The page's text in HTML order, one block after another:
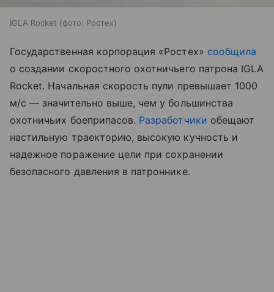
IGLA Rocket (фото: Ростех)
Государственная корпорация «Ростех» сообщила
о создании скоростного охотничьего патрона IGLA
Rocket. Начальная скорость пули превышает 1000
м/с — значительно выше, чем у большинства
охотничьих боеприпасов. Разработчики обещают
настильную траекторию, высокую кучность и
надежное поражение цели при сохранении
безопасного давления в патроннике.